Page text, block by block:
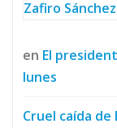
Zafiro Sánchez
en El
lunes
Cruel caída de